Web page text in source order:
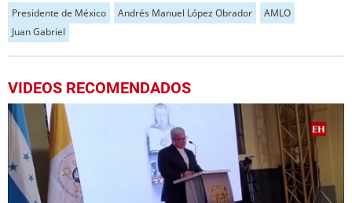
Presidente de México Andrés Manuel López Obrador
AMLO
Juan Gabriel
VIDEOS RECOMENDADOS